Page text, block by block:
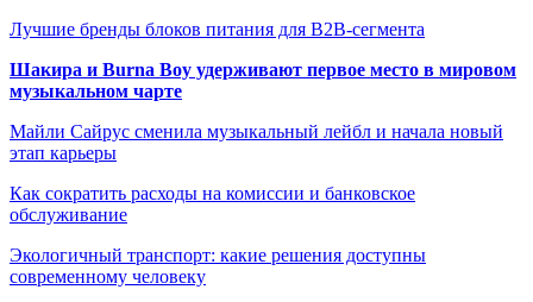
Лучшие бренды блоков питания для B2B-сегмента
Шакира и Burna Boy удерживают первое место в мировом
музыкальном чарте
Майли Сайрус сменила музыкальный лейбл и начала новый
этап карьеры
Как сократить расходы на комиссии и банковское
обслуживание
Экологичный транспорт: какие решения доступны
современному человеку